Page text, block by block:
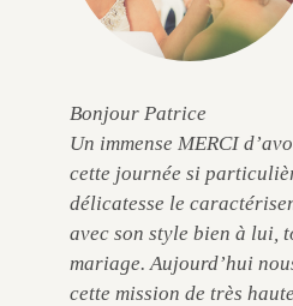
Bonjour Patrice
Un immense MERCI
cette journée si
délicatesse le
avec son style bien à lui,
mariage. Aujourd’hui
cette mission de très